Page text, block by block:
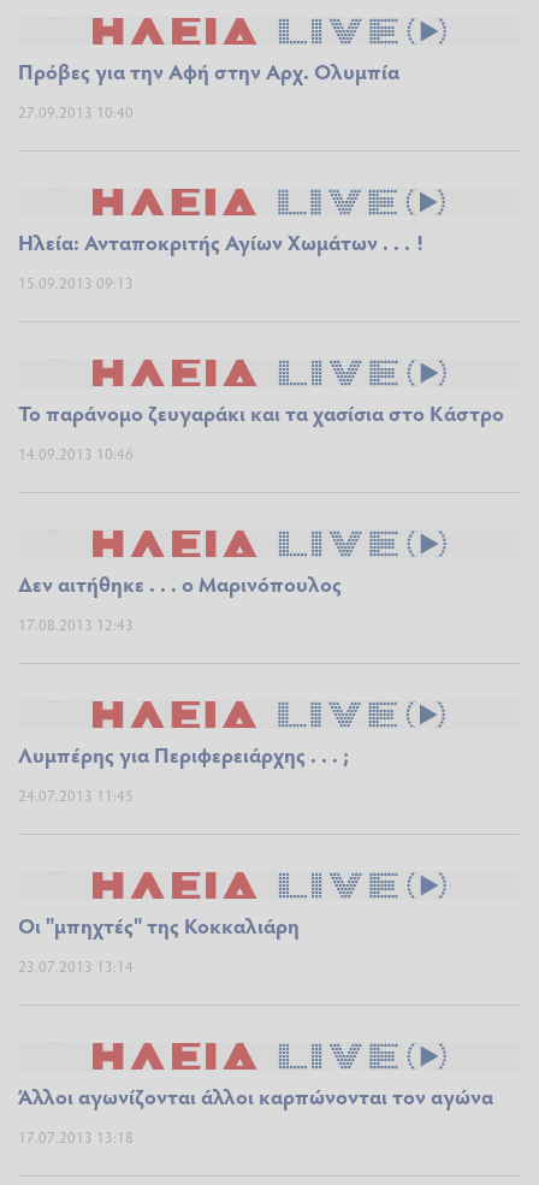
Πρόβες για την Αφή στην Αρχ. Ολυμπία
27.09.2013 10:40
Ηλεία: Ανταποκριτής Αγίων Χωμάτων . . . !
15.09.2013 09:13
Το παράνομο ζευγαράκι και τα χασίσια στο Κάστρο
14.09.2013 10:46
Δεν αιτήθηκε . . . ο Μαρινόπουλος
17.08.2013 12:43
Λυμπέρης για Περιφερειάρχης . . . ;
24.07.2013 11:45
Οι "μπηχτές" της Κοκκαλιάρη
23.07.2013 13:14
Άλλοι αγωνίζονται άλλοι καρπώνονται τον αγώνα
17.07.2013 13:18